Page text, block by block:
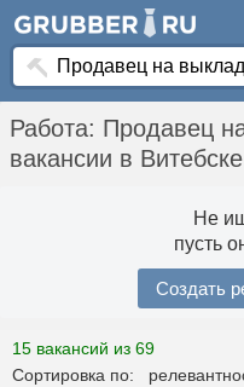
Работа: Продавец
вакансии в Витебске
Не
пусть
Создать
15 вакансий из 69
Сортировка по: